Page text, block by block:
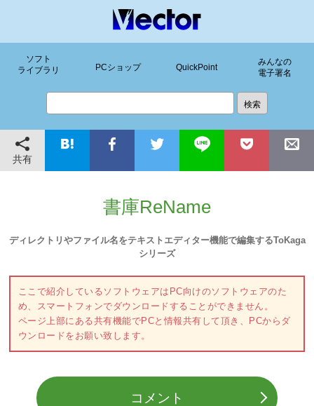
ソフト
ライブラリ
PCショップ QuickPoint
みんなの
電子署名
共有
書庫ReName
ディレクトリやファイル名をテキストエディター機能で編集するToKaga
シリーズ
ここで紹介しているソフトウェアはPC向けのソフトウェアのた
め、スマートフォンでダウンロードすることができません。
ページ上部にある共有機能でPCと情報共有して頂き、PCからダ
ウンロードをお願い致します。
コメント